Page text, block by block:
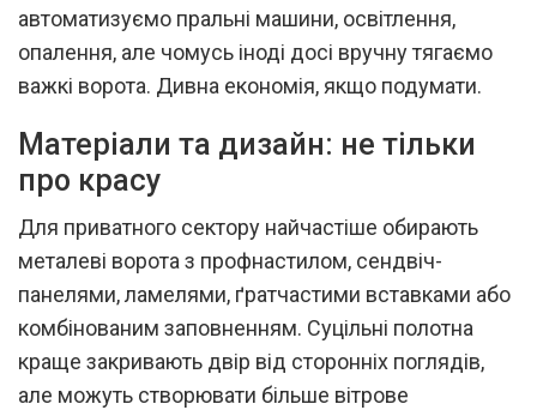
автоматизуємо пральні машини, освітлення,
опалення, але чомусь іноді досі вручну тягаємо
важкі ворота. Дивна економія, якщо подумати.
Матеріали та дизайн: не тільки
про красу
Для приватного сектору найчастіше обирають
металеві ворота з профнастилом, сендвіч-
панелями, ламелями, ґратчастими вставками або
комбінованим заповненням. Суцільні полотна
краще закривають двір від сторонніх поглядів,
але можуть створювати більше вітрове